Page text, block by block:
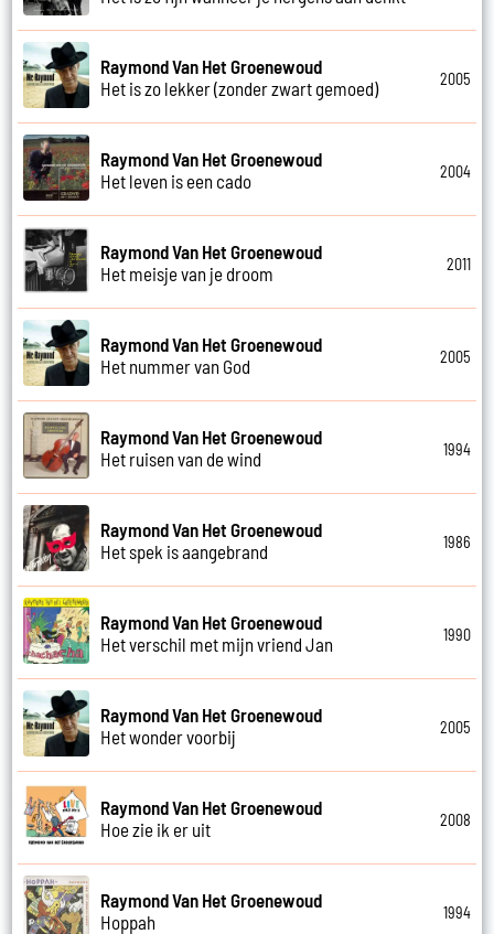
Raymond Van Het Groenewoud
Het is zo lekker (zonder zwart gemoed)
2005
Raymond Van Het Groenewoud
Het leven is een cado
2004
Raymond Van Het Groenewoud
Het meisje van je droom
2011
Raymond Van Het Groenewoud
Het nummer van God
2005
Raymond Van Het Groenewoud
Het ruisen van de wind
1994
Raymond Van Het Groenewoud
Het spek is aangebrand
1986
Raymond Van Het Groenewoud
Het verschil met mijn vriend Jan
1990
Raymond Van Het Groenewoud
Het wonder voorbij
2005
Raymond Van Het Groenewoud
Hoe zie ik er uit
2008
Raymond Van Het Groenewoud
Hoppah
1994